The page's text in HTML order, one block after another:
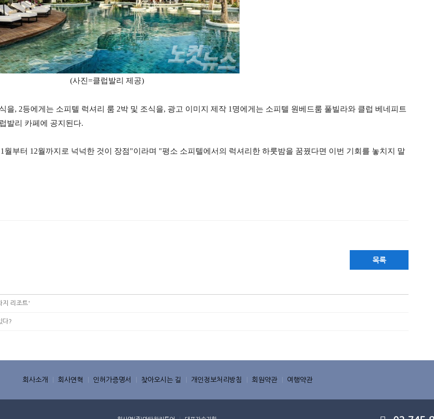
(사진=클럽발리 제공)
을, 2등에게는 소피텔 럭셔리 룸 2박 및 조식을, 광고 이미지 제작 1명에게는 소피텔 원베드룸 풀빌라와 클럽 베네피트
발리 카페에 공지된다.
부터 12월까지로 넉넉한 것이 장점"이라며 "평소 소피텔에서의 럭셔리한 하룻밤을 꿈꿨다면 이번 기회를 놓치지 말
목록
지 리조트'
다?
회사소개 회사연혁 인허가증명서 찾아오시는 길 개인정보처리방침 회원약관 여행약관